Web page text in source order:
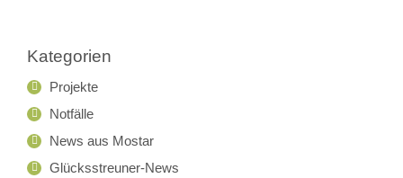
Kategorien
Projekte
Notfälle
News aus Mostar
Glücksstreuner-News